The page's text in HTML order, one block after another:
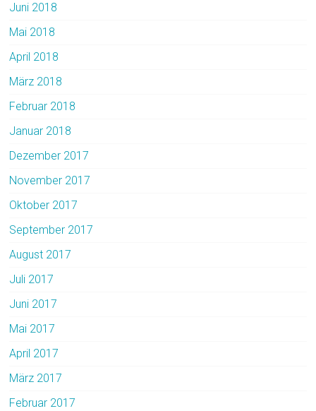
Juni 2018
Mai 2018
April 2018
März 2018
Februar 2018
Januar 2018
Dezember 2017
November 2017
Oktober 2017
September 2017
August 2017
Juli 2017
Juni 2017
Mai 2017
April 2017
März 2017
Februar 2017